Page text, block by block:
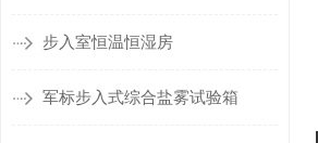
步入室恒温恒湿房
军标步入式综合盐雾试验箱